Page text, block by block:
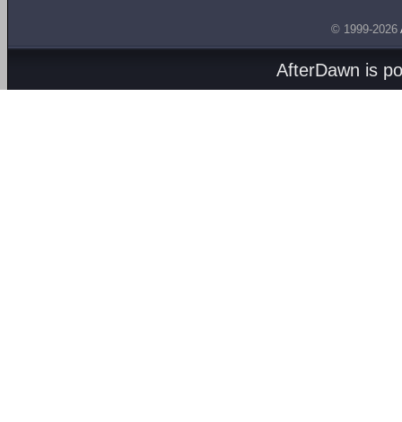
© 1999-2026
AfterDawn is